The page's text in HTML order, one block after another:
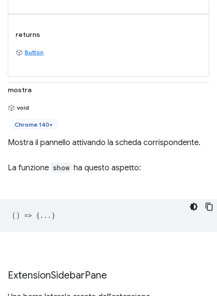
returns
Button
mostra
void
Chrome 140+
Mostra il pannello attivando la scheda corrispondente.
La funzione show ha questo aspetto:
() => {...}
ExtensionSidebarPane